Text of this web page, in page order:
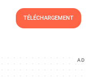
TÉLÉCHARGEMENT
AD